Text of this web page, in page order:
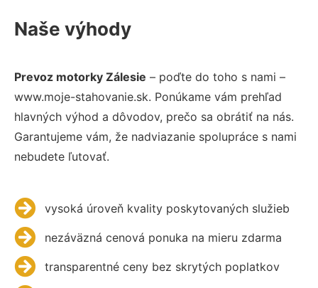
Naše výhody
Prevoz motorky Zálesie – poďte do toho s nami –
www.moje-stahovanie.sk. Ponúkame vám prehľad
hlavných výhod a dôvodov, prečo sa obrátiť na nás.
Garantujeme vám, že nadviazanie spolupráce s nami
nebudete ľutovať.
vysoká úroveň kvality poskytovaných služieb
nezáväzná cenová ponuka na mieru zdarma
transparentné ceny bez skrytých poplatkov